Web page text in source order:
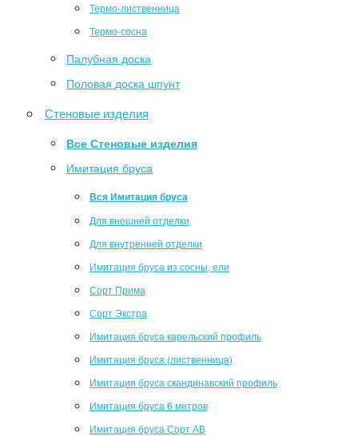
Термо-лиственница
Термо-сосна
Палубная доска
Половая доска шпунт
Стеновые изделия
Все Стеновые изделия
Имитация бруса
Вся Имитация бруса
Для внешней отделки
Для внутренней отделки
Имитация бруса из сосны, ели
Сорт Прима
Сорт Экстра
Имитация бруса карельский профиль
Имитация бруса (лиственница)
Имитация бруса скандинавский профиль
Имитация бруса 6 метров
Имитация бруса Сорт АВ